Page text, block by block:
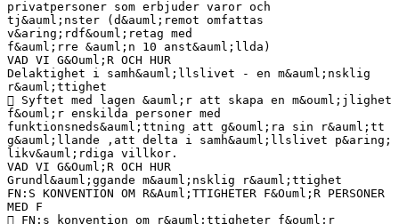
privatpersoner som erbjuder varor och
tj&auml;nster (d&auml;remot omfattas
v&aring;rdf&ouml;retag med
f&auml;rre &auml;n 10 anst&auml;llda)
VAD VI G&Ouml;R OCH HUR
Delaktighet i samh&auml;llslivet - en m&auml;nsklig
r&auml;ttighet
 Syftet med lagen &auml;r att skapa en m&ouml;jlighet
f&ouml;r enskilda personer med
funktionsneds&auml;ttning att g&ouml;ra sin r&auml;tt
g&auml;llande ,att delta i samh&auml;llslivet p&aring;
likv&auml;rdiga villkor.
VAD VI G&Ouml;R OCH HUR
Grundl&auml;ggande m&auml;nsklig r&auml;ttighet
FN:S KONVENTION OM R&Auml;TTIGHETER F&Ouml;R PERSONER
MED F
 FN:s konvention om r&auml;ttigheter f&ouml;r